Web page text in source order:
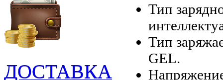
Тип
Тип
GEL.
ДОСТАВКА